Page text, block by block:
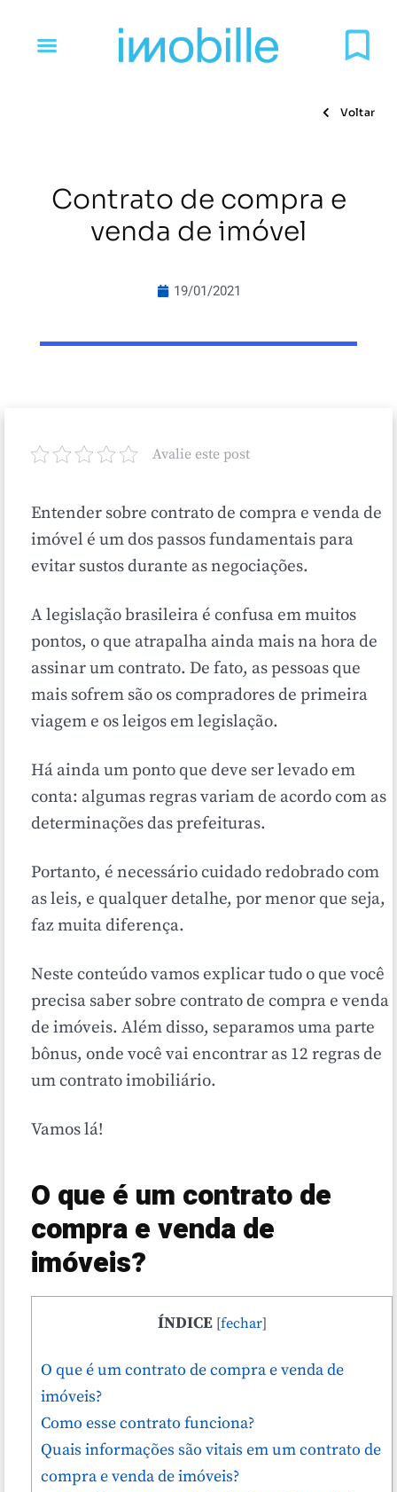
Voltar
Contrato de compra e
venda de imóvel
19/01/2021
Avalie este post
Entender sobre contrato de compra e venda de
imóvel é um dos passos fundamentais para
evitar sustos durante as negociações.
A legislação brasileira é confusa em muitos
pontos, o que atrapalha ainda mais na hora de
assinar um contrato. De fato, as pessoas que
mais sofrem são os compradores de primeira
viagem e os leigos em legislação.
Há ainda um ponto que deve ser levado em
conta: algumas regras variam de acordo com as
determinações das prefeituras.
Portanto, é necessário cuidado redobrado com
as leis, e qualquer detalhe, por menor que seja,
faz muita diferença.
Neste conteúdo vamos explicar tudo o que você
precisa saber sobre contrato de compra e venda
de imóveis. Além disso, separamos uma parte
bônus, onde você vai encontrar as 12 regras de
um contrato imobiliário.
Vamos lá!
O que é um contrato de
compra e venda de
imóveis?
ÍNDICE [fechar]
O que é um contrato de compra e venda de
imóveis?
Como esse contrato funciona?
Quais informações são vitais em um contrato de
compra e venda de imóveis?